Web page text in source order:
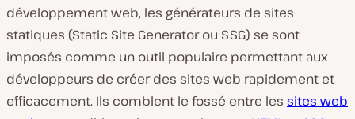
développement web, les générateurs de sites
statiques (Static Site Generator ou SSG) se sont
imposés comme un outil populaire permettant aux
développeurs de créer des sites web rapidement et
efficacement. Ils comblent le fossé entre les sites web